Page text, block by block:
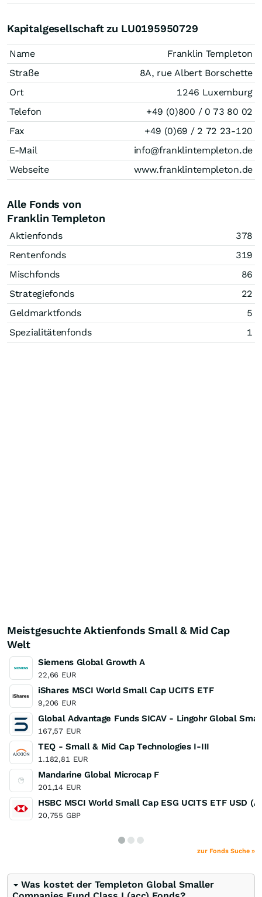
Kapitalgesellschaft zu LU0195950729
Name
Franklin Templeton
Straße
8A, rue Albert Borschette
Ort
1246 Luxemburg
Telefon
+49 (0)800 / 0 73 80 02
Fax
+49 (0)69 / 2 72 23-120
E-Mail
info@franklintempleton.de
Webseite
www.franklintempleton.de
Alle Fonds von
Franklin Templeton
Aktienfonds
378
Rentenfonds
319
Mischfonds
86
Strategiefonds
22
Geldmarktfonds
5
Spezialitätenfonds
1
Meistgesuchte Aktienfonds Small & Mid Cap
Welt
Siemens Global Growth A
22,66 EUR
iShares MSCI World Small Cap UCITS ETF
9,206 EUR
Global Advantage Funds SICAV - Lingohr Global
167,57 EUR
TEQ - Small & Mid Cap Technologies I-III
1.182,81 EUR
Mandarine Global Microcap F
201,14 EUR
HSBC MSCI World Small Cap ESG UCITS ETF USD
20,755 GBP
zur Fonds Suche »
Was kostet der Templeton Global Smaller